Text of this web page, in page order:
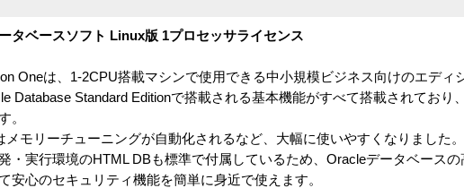
タベースソフト Linux版 1プロセッサライセンス
Oneは、1-2CPU搭載マシンで使用できる中小規模ビジネス向けのエディ
Database Standard Editionで搭載される基本機能がすべて搭載されており
。
メモリーチューニングが自動化されるなど、大幅に使いやすくなりました
・実行環境のHTML DBも標準で付属しているため、Oracleデータベース
安心のセキュリティ機能を簡単に身近で使えます。